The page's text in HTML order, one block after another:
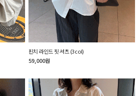
핀치 라인드 핏 셔츠 (3col)
59,000원